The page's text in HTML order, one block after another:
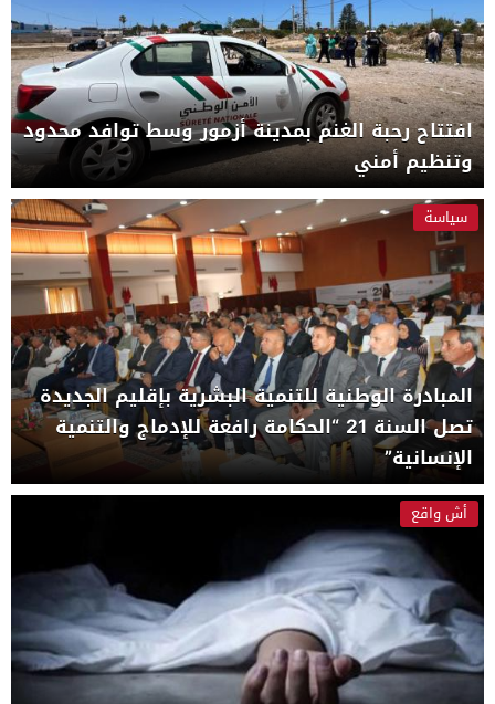
افتتاح رحبة الغنم بمدينة أزمور وسط توافد محدود
وتنظيم أمني
سياسة
المبادرة الوطنية للتنمية البشرية بإقليم الجديدة
تصل السنة 21 “الحكامة رافعة للإدماج والتنمية
الإنسانية”
أش واقع